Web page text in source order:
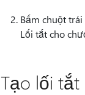
Bấm chuột
Lối tắt cho
Tạo lối tắt